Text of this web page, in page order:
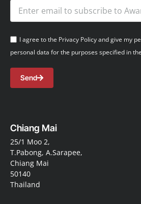
I agree to the Privacy Policy and give my
personal data for the purposes specified in
Send
Chiang Mai
25/1 Moo 2,
T.Pabong, A.Sarapee,
Chiang Mai
50140
Thailand